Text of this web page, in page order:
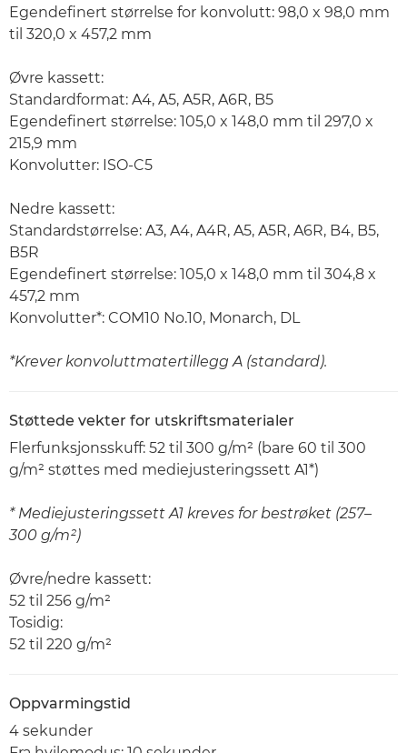
Egendefinert størrelse for konvolutt: 98,0 x 98,0 mm
til 320,0 x 457,2 mm
Øvre kassett:
Standardformat: A4, A5, A5R, A6R, B5
Egendefinert størrelse: 105,0 x 148,0 mm til 297,0 x
215,9 mm
Konvolutter: ISO-C5
Nedre kassett:
Standardstørrelse: A3, A4, A4R, A5, A5R, A6R, B4, B5,
B5R
Egendefinert størrelse: 105,0 x 148,0 mm til 304,8 x
457,2 mm
Konvolutter*: COM10 No.10, Monarch, DL
*Krever konvoluttmatertillegg A (standard).
Støttede vekter for utskriftsmaterialer
Flerfunksjonsskuff: 52 til 300 g/m² (bare 60 til 300
g/m² støttes med mediejusteringssett A1*)
* Mediejusteringssett A1 kreves for bestrøket (257–
300 g/m²)
Øvre/nedre kassett:
52 til 256 g/m²
Tosidig:
52 til 220 g/m²
Oppvarmingstid
4 sekunder